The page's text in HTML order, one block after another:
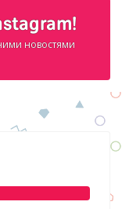
новостями